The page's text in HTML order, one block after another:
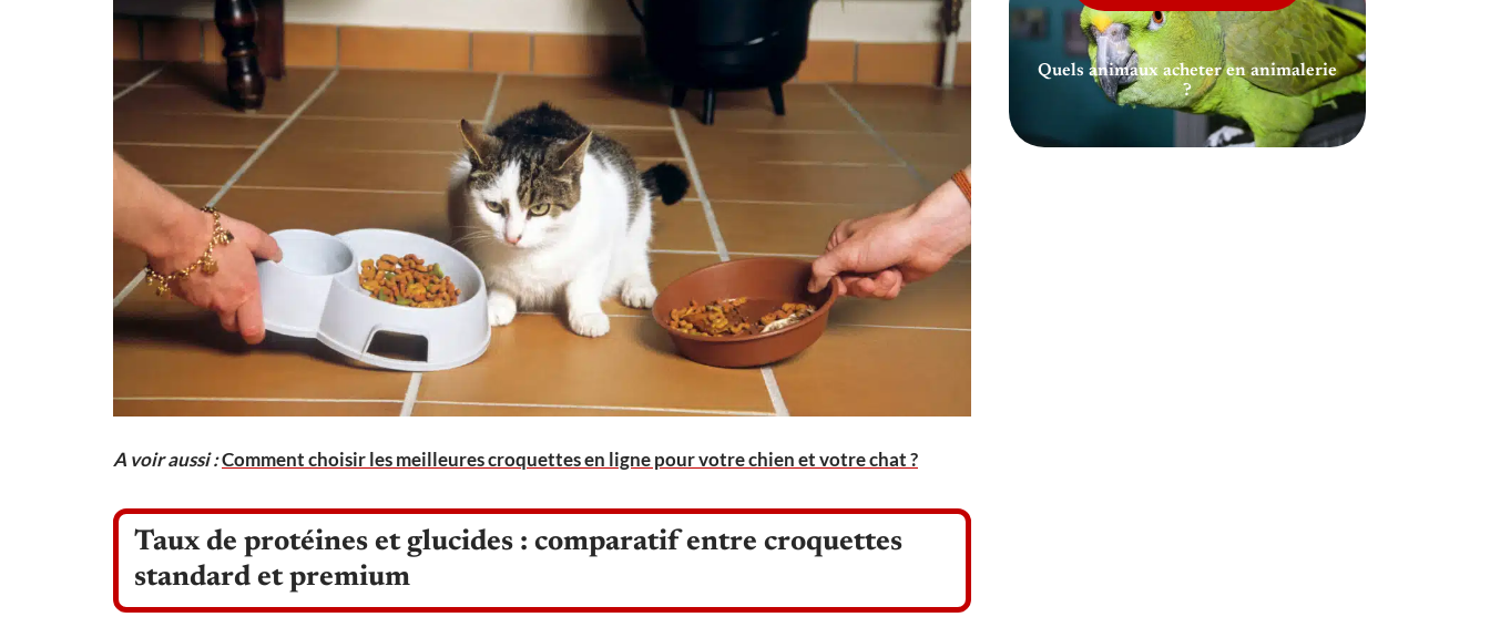
A voir aussi :Comment choisir les meilleures croquettes en ligne pour votre chien et votre chat ?
Taux de protéines et glucides : comparatif entre croquettes
standard et premium
Quels animaux acheter en animalerie
?